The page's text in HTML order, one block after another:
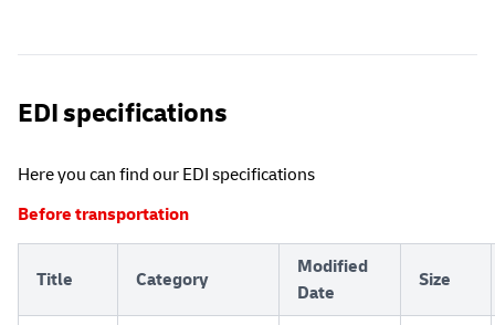
EDI specifications
Here you can find our EDI specifications
Before transportation
Title Category
Modified
Date
Size